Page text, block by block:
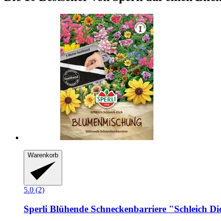
Warenkorb
5.0 (2)
Sperli Blühende Schneckenbarriere "Schleich